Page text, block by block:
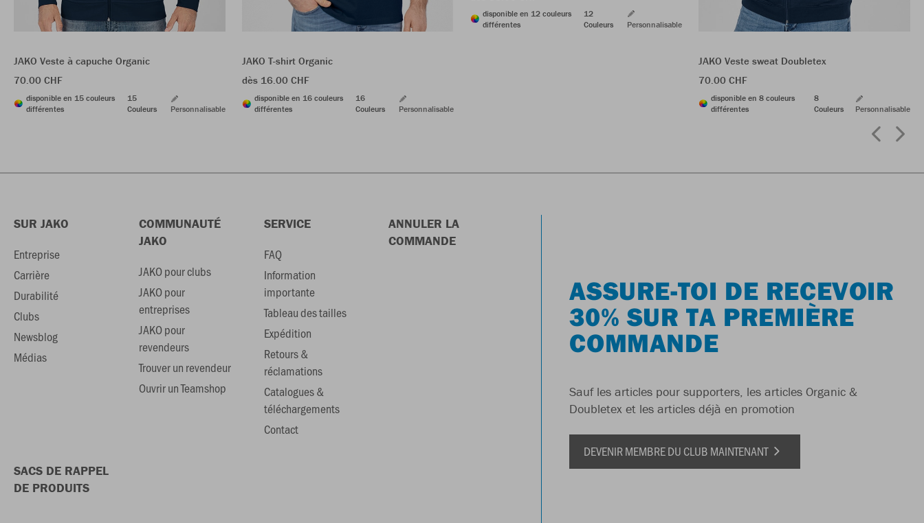
JAKO Veste à capuche Organic
70.00 CHF
disponible en 15 couleurs
différentes
15
Couleurs
Personnalisable
JAKO T-shirt Organic
dès 16.00 CHF
disponible en 16 couleurs
différentes
16
Couleurs
Personnalisable
disponible en 12 couleurs
différentes
12
Couleurs
Personnalisable
JAKO Veste sweat Doubletex
70.00 CHF
disponible en 8 couleurs
différentes
8
Couleurs
Personnalisable
SUR JAKO
Entreprise
Carrière
Durabilité
Clubs
Newsblog
Médias
COMMUNAUTÉ
JAKO
JAKO pour clubs
JAKO pour
entreprises
JAKO pour
revendeurs
Trouver un revendeur
Ouvrir un Teamshop
SERVICE
FAQ
Information
importante
Tableau des tailles
Expédition
Retours &
réclamations
Catalogues &
téléchargements
Contact
ANNULER LA
COMMANDE
SACS DE RAPPEL
DE PRODUITS
ASSURE-TOI DE RECEVOIR
30% SUR TA PREMIÈRE
COMMANDE
Sauf les articles pour supporters, les articles Organic &
Doubletex et les articles déjà en promotion
DEVENIR MEMBRE DU CLUB MAINTENANT